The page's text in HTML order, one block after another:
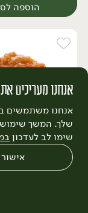
הוספה
18.90
₪
/
סלט
250 גרם
7.56 ₪ ל-100 גרם
אנחנו מעריכים
אנחנו משתמשים
שלך. המשך
שימו לב לעדכון
אישור